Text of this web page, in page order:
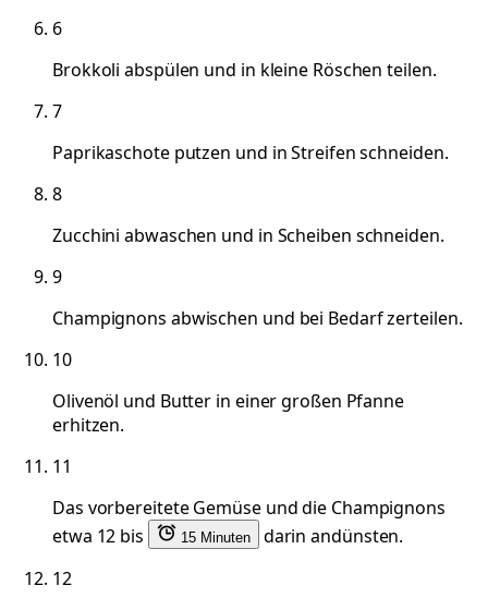
6
Brokkoli abspülen und in kleine Röschen teilen.
7
Paprikaschote putzen und in Streifen schneiden.
8
Zucchini abwaschen und in Scheiben schneiden.
9
Champignons abwischen und bei Bedarf zerteilen.
10
Olivenöl und Butter in einer großen Pfanne
erhitzen.
11
Das vorbereitete Gemüse und die Champignons
etwa 12 bis
15 Minuten
darin andünsten.
12